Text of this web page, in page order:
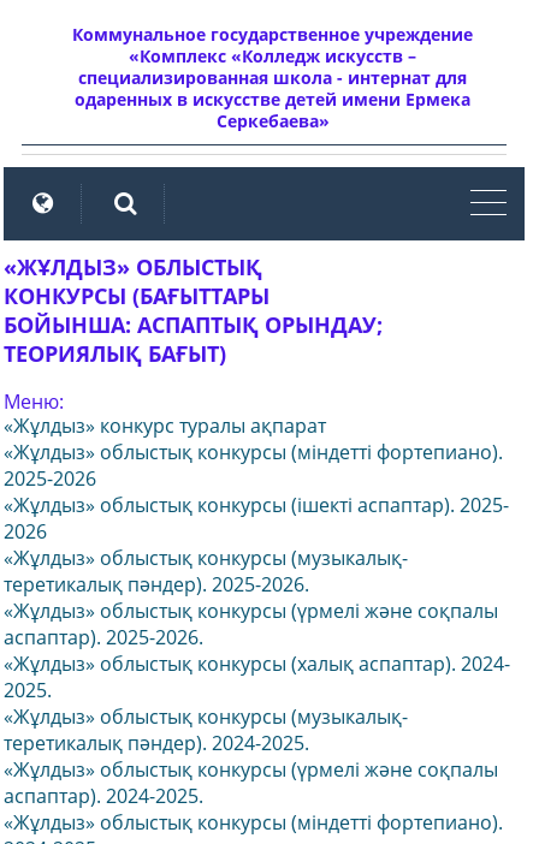
Коммунальное государственное учреждение
«Комплекс «Колледж искусств –
специализированная школа - интернат для
одаренных в искусстве детей имени Ермека
Серкебаева»
«ЖҰЛДЫЗ» ОБЛЫСТЫҚ
КОНКУРСЫ (БАҒЫТТАРЫ
БОЙЫНША: АСПАПТЫҚ ОРЫНДАУ;
ТЕОРИЯЛЫҚ БАҒЫТ)
Меню:
«Жұлдыз» конкурс туралы ақпарат
«Жұлдыз» облыстық конкурсы (міндетті фортепиано).
2025-2026
«Жұлдыз» облыстық конкурсы (ішекті аспаптар). 2025-
2026
«Жұлдыз» облыстық конкурсы (музыкалық-
теретикалық пәндер). 2025-2026.
«Жұлдыз» облыстық конкурсы (үрмелі және соқпалы
аспаптар). 2025-2026.
«Жұлдыз» облыстық конкурсы (халық аспаптар). 2024-
2025.
«Жұлдыз» облыстық конкурсы (музыкалық-
теретикалық пәндер). 2024-2025.
«Жұлдыз» облыстық конкурсы (үрмелі және соқпалы
аспаптар). 2024-2025.
«Жұлдыз» облыстық конкурсы (міндетті фортепиано).